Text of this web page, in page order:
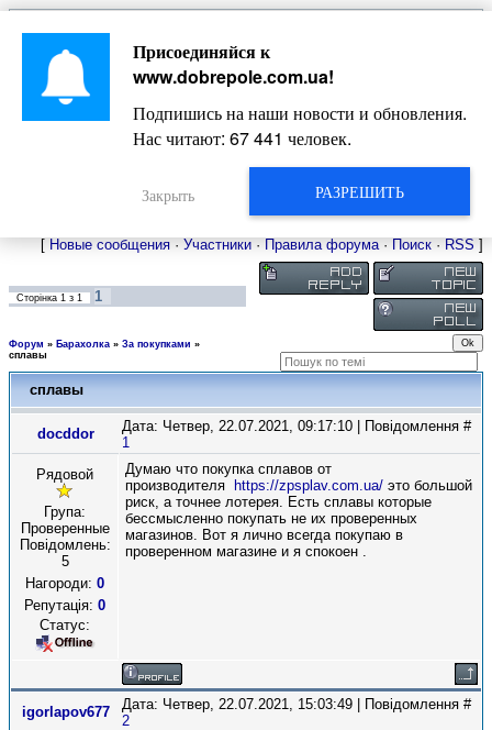
Главная
Новости
Довідкова
Фото
Оголошення
Видео
Жизнь Добропольского края
[ Новые сообщения · Участники · Правила форума· Поиск · RSS ]
Сторінка 1 з 1 1
Форум » Барахолка » За покупками »
сплавы
сплавы
docddor
Дата: Четвер, 22.07.2021, 09:17:10 | Повідомлення #
1
Рядовой
Група:
Проверенные
Повідомлень:
5
Нагороди: 0
Репутація: 0
Статус:
Думаю что покупка сплавов от
производителя
https://zpsplav.com.ua/ это большой
риск, а точнее лотерея. Есть сплавы которые
бессмысленно покупать не их проверенных
магазинов. Вот я лично всегда покупаю в
проверенном магазине и я спокоен .
igorlapov677
Дата: Четвер, 22.07.2021, 15:03:49 | Повідомлення #
2
Присоединяйся к
www.dobrepole.com.ua!
Подпишись на наши новости и обновления.
Нас читают: 67 441 человек.
РАЗРЕШИТЬ
Закрыть